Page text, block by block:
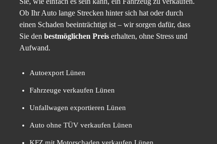
Ob Ihr Auto lange Strecken hinter sich hat oder durch
einen Schaden beeinträchtigt ist – wir sorgen dafür, dass
Sie den bestmöglichen Preis erhalten, ohne Stress und
Aufwand.
Autoexport Lünen
Fahrzeuge verkaufen Lünen
Unfallwagen exportieren Lünen
Auto ohne TÜV verkaufen Lünen
KFZ mit Motorschaden verkaufen Lünen